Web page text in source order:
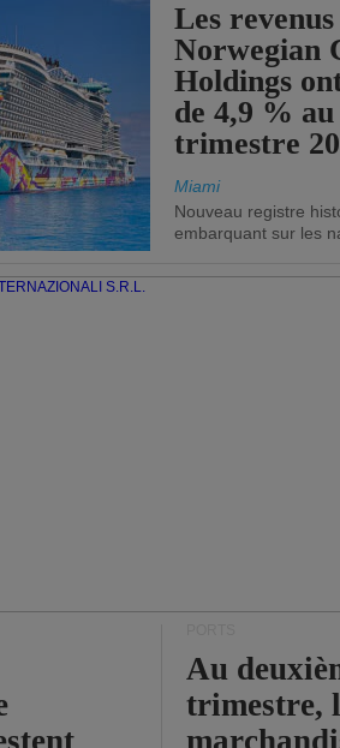
Les
Norwegian
Holdings
de 4,9 %
trimestre
Miami
Nouveau registre
embarquant sur les
Au
trimestre,